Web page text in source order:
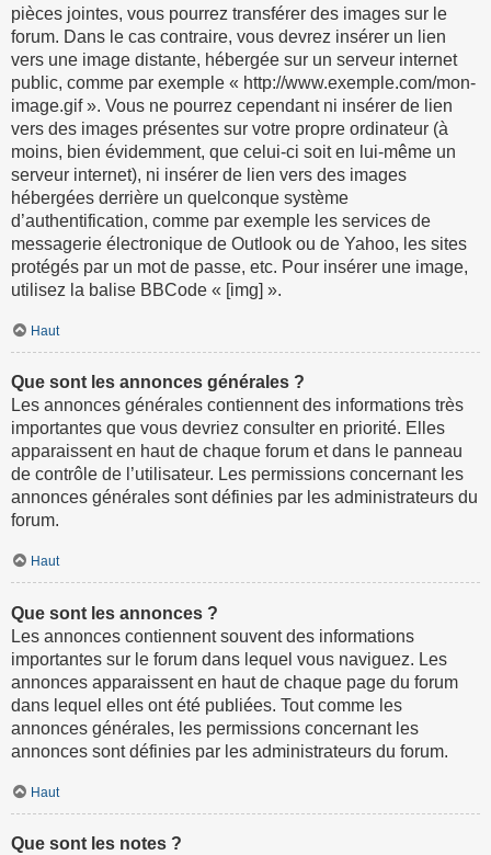
pièces jointes, vous pourrez transférer des images sur le
forum. Dans le cas contraire, vous devrez insérer un lien
vers une image distante, hébergée sur un serveur internet
public, comme par exemple « http://www.exemple.com/mon-
image.gif ». Vous ne pourrez cependant ni insérer de lien
vers des images présentes sur votre propre ordinateur (à
moins, bien évidemment, que celui-ci soit en lui-même un
serveur internet), ni insérer de lien vers des images
hébergées derrière un quelconque système
d’authentification, comme par exemple les services de
messagerie électronique de Outlook ou de Yahoo, les sites
protégés par un mot de passe, etc. Pour insérer une image,
utilisez la balise BBCode « [img] ».
Haut
Que sont les annonces générales ?
Les annonces générales contiennent des informations très
importantes que vous devriez consulter en priorité. Elles
apparaissent en haut de chaque forum et dans le panneau
de contrôle de l’utilisateur. Les permissions concernant les
annonces générales sont définies par les administrateurs du
forum.
Haut
Que sont les annonces ?
Les annonces contiennent souvent des informations
importantes sur le forum dans lequel vous naviguez. Les
annonces apparaissent en haut de chaque page du forum
dans lequel elles ont été publiées. Tout comme les
annonces générales, les permissions concernant les
annonces sont définies par les administrateurs du forum.
Haut
Que sont les notes ?